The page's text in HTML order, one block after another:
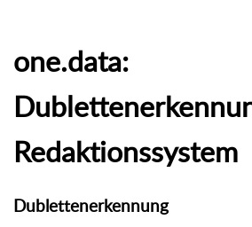
one.data:
Redaktionssystem
Dublettenerkennung